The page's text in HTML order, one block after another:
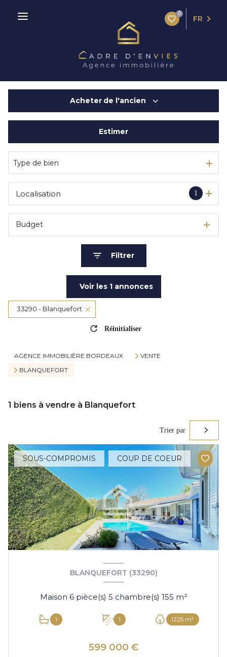
0
FR
Acheter de l'ancien
De l'immo pro
Estimer
Type de bien
1
Localisation
Budget
Filtrer
Voir les 1annonces
33290 - Blanquefort
Réinitialiser
AGENCE IMMOBILIÈRE BORDEAUX
VENTE
BLANQUEFORT
1 biens à vendre à Blanquefort
Trier par
SOUS-COMPROMIS COUP DE COEUR
BLANQUEFORT (33290)
Maison 6 pièce(s) 5 chambre(s) 155 m²
1 1 1225 m²
599 000 €